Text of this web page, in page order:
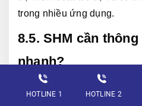
trong nhiều ứng dụng.
8.5. SHM cần
nhanh?
Anh, chị nên chuẩn bị tải
HOTLINE 1 HOTLINE 2